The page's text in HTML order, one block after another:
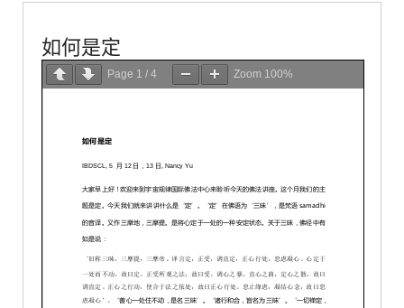
如何是定
Page 1 / 4 Zoom 100%